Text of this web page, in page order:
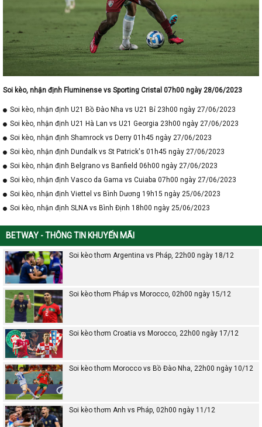
Soi kèo, nhận định Fluminense vs Sporting Cristal 07h00 ngày 28/06/2023
Soi kèo, nhận định U21 Bồ Đào Nha vs U21 Bỉ 23h00 ngày 27/06/2023
Soi kèo, nhận định U21 Hà Lan vs U21 Georgia 23h00 ngày 27/06/2023
Soi kèo, nhận định Shamrock vs Derry 01h45 ngày 27/06/2023
Soi kèo, nhận định Dundalk vs St Patrick's 01h45 ngày 27/06/2023
Soi kèo, nhận định Belgrano vs Banfield 06h00 ngày 27/06/2023
Soi kèo, nhận định Vasco da Gama vs Cuiaba 07h00 ngày 27/06/2023
Soi kèo, nhận định Viettel vs Bình Dương 19h15 ngày 25/06/2023
Soi kèo, nhận định SLNA vs Bình Định 18h00 ngày 25/06/2023
BETWAY - THÔNG TIN KHUYẾN MÃI
Soi kèo thơm Argentina vs Pháp, 22h00 ngày 18/12
Soi kèo thơm Pháp vs Morocco, 02h00 ngày 15/12
Soi kèo thơm Croatia vs Morocco, 22h00 ngày 17/12
Soi kèo thơm Morocco vs Bồ Đào Nha, 22h00 ngày 10/12
Soi kèo thơm Anh vs Pháp, 02h00 ngày 11/12